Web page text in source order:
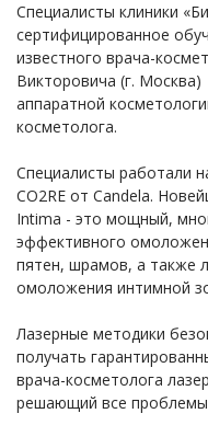
Специалисты клиники
сертифицированное
известного врача-
Викторовича (г.
аппаратной
косметолога.
Специалисты работали
CO2RE от Candela.
Intima - это мощный,
эффективного
пятен, шрамов, а также
омоложения интимной
Лазерные методики
получать
врача-косметолога
решающий все проблемы